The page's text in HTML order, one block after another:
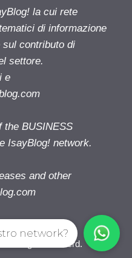
la cui rete
di informazione
sul contributo di
settore.
e
the BUSINESS
IsayBlog! network.
and other
All right reserverd.
network?